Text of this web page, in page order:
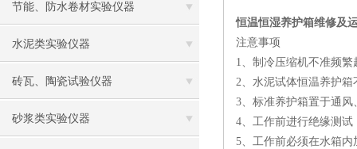
节能、防水卷材实验仪器
水泥类实验仪器
砖瓦、陶瓷试验仪器
砂浆类实验仪器
恒温恒湿养护箱维修及
注意事项
1、制冷压缩机不准频
2、水泥试体恒温养护
3、标准养护箱置于通
4、工作前进行绝缘测
5、工作前必须在水箱